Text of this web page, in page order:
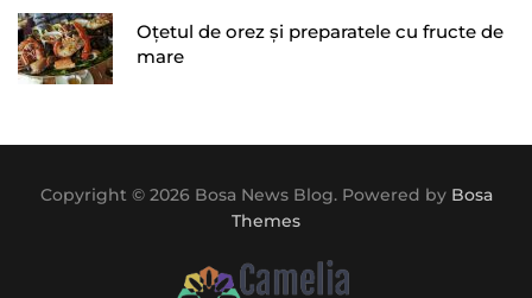
Oțetul de orez și preparatele cu fructe de
mare
Copyright © 2026 Bosa News Blog. Powered by Bosa
Themes